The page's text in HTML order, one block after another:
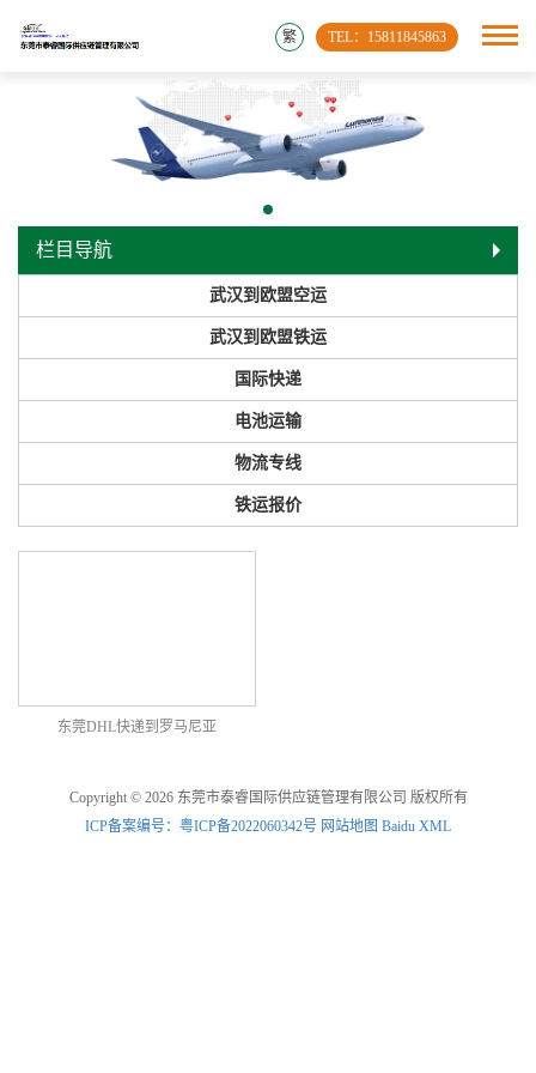
TEL：15811845863
繁
栏目导航
武汉到欧盟空运
武汉到欧盟铁运
国际快递
电池运输
物流专线
铁运报价
东莞DHL快递到罗马尼亚
Copyright © 2026 东莞市泰睿国际供应链管理有限公司 版权所有
ICP备案编号：粤ICP备2022060342号 网站地图 Baidu XML